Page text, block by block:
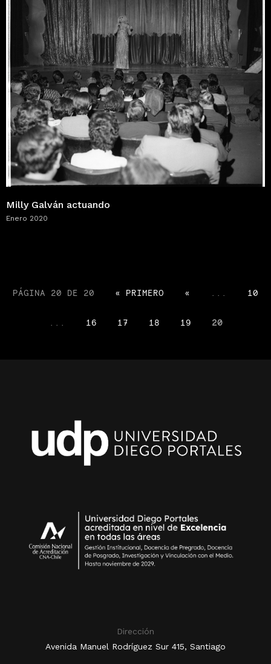
Milly Galván actuando
Enero 2020
PÁGINA 20 DE 20 « PRIMERO « 10
16 17 18 19 20
Dirección
Avenida Manuel Rodríguez Sur 415, Santiago